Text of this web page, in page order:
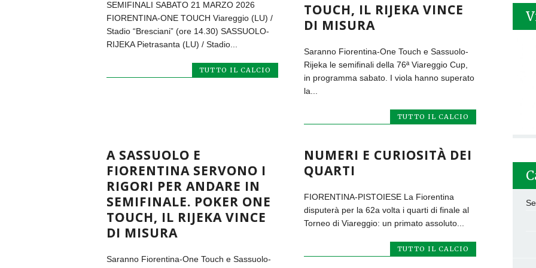
SEMIFINALI SABATO 21 MARZO 2026
FIORENTINA-ONE TOUCH Viareggio (LU) /
Stadio “Bresciani” (ore 14.30) SASSUOLO-
RIJEKA Pietrasanta (LU) / Stadio...
TUTTO IL CALCIO
TOUCH, IL RIJEKA VINCE
DI MISURA
Saranno Fiorentina-One Touch e Sassuolo-
Rijeka le semifinali della 76ª Viareggio Cup,
in programma sabato. I viola hanno superato
la...
TUTTO IL CALCIO
A SASSUOLO E
FIORENTINA SERVONO I
RIGORI PER ANDARE IN
SEMIFINALE. POKER ONE
TOUCH, IL RIJEKA VINCE
DI MISURA
Saranno Fiorentina-One Touch e Sassuolo-
NUMERI E CURIOSITÀ DEI
QUARTI
FIORENTINA-PISTOIESE La Fiorentina
disputerà per la 62a volta i quarti di finale al
Torneo di Viareggio: un primato assoluto...
TUTTO IL CALCIO